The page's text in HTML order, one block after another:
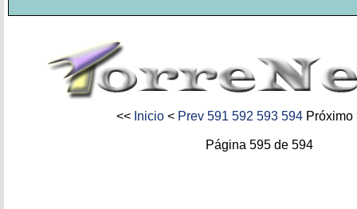
<< Inicio< Prev 591 592 593 594 Próximo
Página 595 de 594